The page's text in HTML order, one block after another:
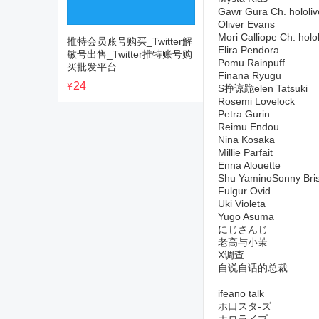
推特会员账号购买_Twitter解
敏号出售_Twitter推特账号购
买批发平台
¥24
Gawr Gura Ch.
Oliver Evans
Mori Calliope Ch.
Elira Pendora
Pomu Rainpuff
Finana Ryugu
S挣谅跪elen Tatsuki
Rosemi Lovelock
Petra Gurin
Reimu Endou
Nina Kosaka
Millie Parfait
Enna Alouette
Shu YaminoSonny
Fulgur Ovid
Uki Violeta
Yugo Asuma
にじさんじ
老高与小茉
X调查
自说自话的总裁
ifeano talk
ホ口スタ-ズ